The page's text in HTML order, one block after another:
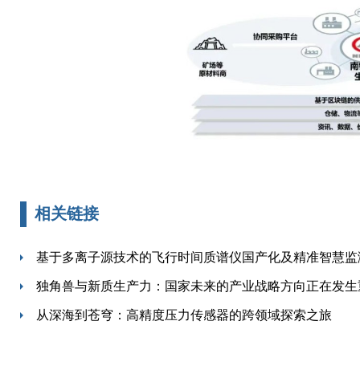
相关链接
基于多离子源技术的飞行时间质谱仪国产化及精准智慧
独角兽与新质生产力：国家未来的产业战略方向正在发
从深海到苍穹：高精度压力传感器的跨领域探索之旅